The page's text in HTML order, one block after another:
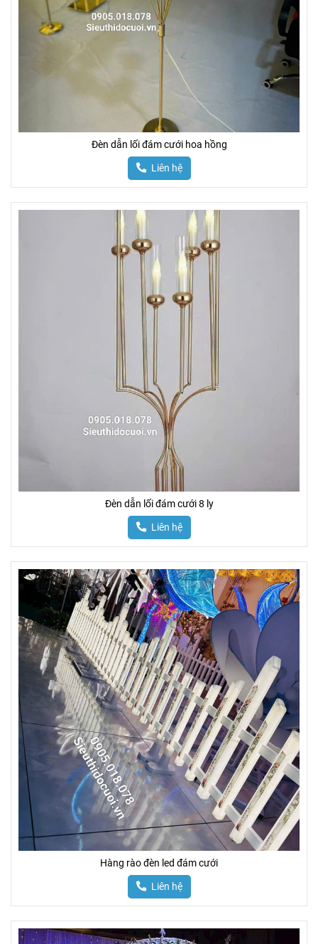
Đèn dẫn lối đám cưới hoa hồng
Liên hệ
Đèn dẫn lối đám cưới 8 ly
Liên hệ
Hàng rào đèn led đám cưới
Liên hệ